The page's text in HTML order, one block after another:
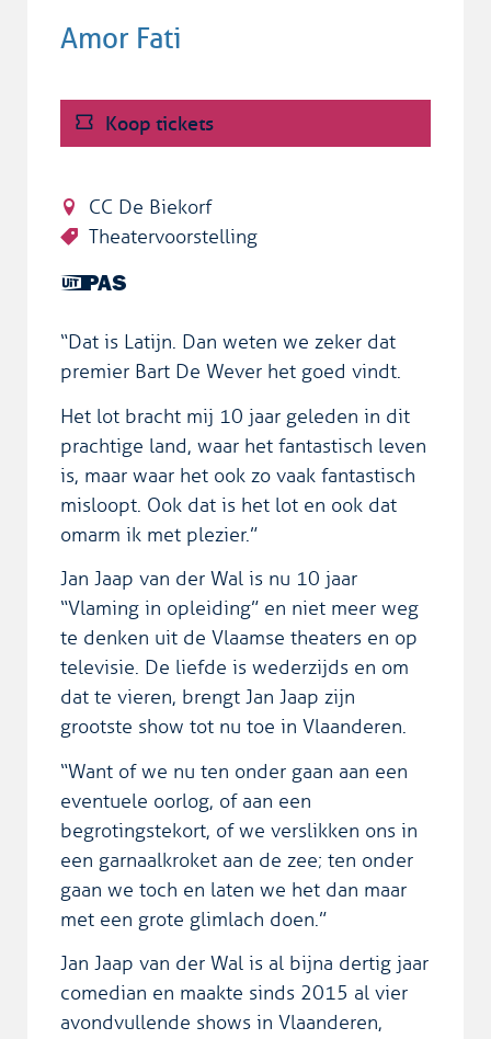
Amor Fati
Koop tickets
CC De Biekorf
Theatervoorstelling
Dit is
UiTPAS
activiteit.
“Dat is Latijn. Dan weten we zeker dat
premier Bart De Wever het goed vindt.
Het lot bracht mij 10 jaar geleden in dit
prachtige land, waar het fantastisch leven
is, maar waar het ook zo vaak fantastisch
misloopt. Ook dat is het lot en ook dat
omarm ik met plezier.”
Jan Jaap van der Wal is nu 10 jaar
“Vlaming in opleiding” en niet meer weg
te denken uit de Vlaamse theaters en op
televisie. De liefde is wederzijds en om
dat te vieren, brengt Jan Jaap zijn
grootste show tot nu toe in Vlaanderen.
“Want of we nu ten onder gaan aan een
eventuele oorlog, of aan een
begrotingstekort, of we verslikken ons in
een garnaalkroket aan de zee; ten onder
gaan we toch en laten we het dan maar
met een grote glimlach doen.”
Jan Jaap van der Wal is al bijna dertig jaar
comedian en maakte sinds 2015 al vier
avondvullende shows in Vlaanderen,